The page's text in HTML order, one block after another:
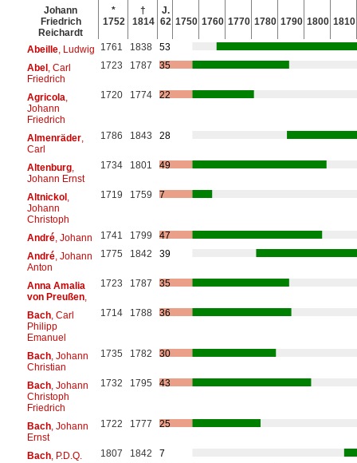
Johann
Friedrich
Reichardt
*
1752
†
1814
J.
62 1750 1760 1770 1780 1790 1800 1810
Abeille, Ludwig 1761 1838
53
Abel, Carl
Friedrich
1723 1787 35
Agricola
Johann
Friedrich
1720 1774 22
Almenräder,
Carl
1786 1843 28
Altenburg,
Johann Ernst
1734 1801 49
Altnickol,
Johann
Christoph
1719 1759 7
André, Johann 1741 1799
47
André, Johann
Anton
1775 1842 39
Anna Amalia
von Preußen,
1723 1787 35
Bach, Carl
Philipp
Emanuel
1714 1788 36
Bach, Johann
Christian
1735 1782 30
Bach, Johann
Christoph
Friedrich
1732 1795 43
Bach, Johann
Ernst
1722 1777 25
Bach, P.D.Q. 1807 1842
7